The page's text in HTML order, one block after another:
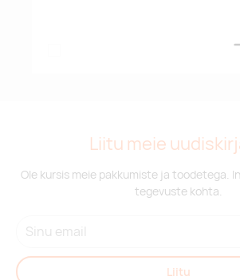
Liitu meie
Ole kursis meie pakkumiste ja toodetega.
tegevuste kohta.
Liitu